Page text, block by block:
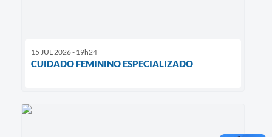
15 JUL 2026 - 19h24
CUIDADO FEMININO ESPECIALIZADO